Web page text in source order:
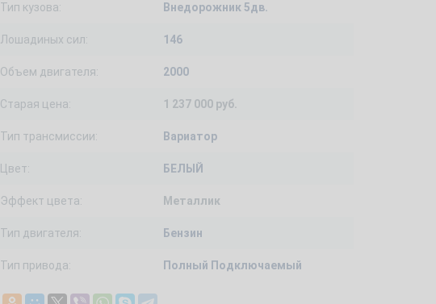
Тип кузова: Внедорожник 5дв.
Лошадиных сил: 146
Объем двигателя: 2000
Старая цена: 1 237 000 руб.
Тип трансмиссии: Вариатор
Цвет: БЕЛЫЙ
Эффект цвета: Металлик
Тип двигателя: Бензин
Тип привода: Полный Подключаемый